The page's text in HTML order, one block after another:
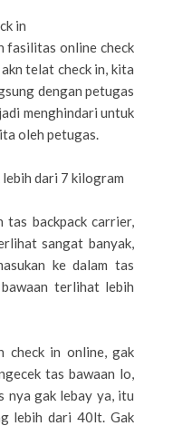
in
fasilitas online check
telat check in, kita
dengan petugas
menghindari untuk
oleh petugas.
dari 7 kilogram
tas backpack carrier,
sangat banyak,
ke dalam tas
terlihat lebih
check in online, gak
tas bawaan lo,
nya gak lebay ya, itu
lebih dari 40lt. Gak